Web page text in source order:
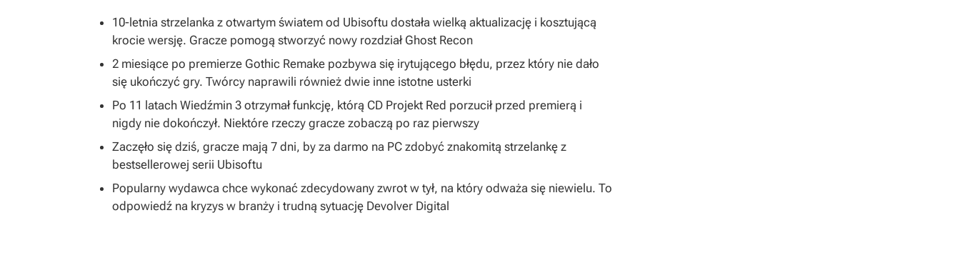
10-letnia strzelanka z otwartym światem od Ubisoftu dostała wielką aktualizację i kosztującą
krocie wersję. Gracze pomogą stworzyć nowy rozdział Ghost Recon
2 miesiące po premierze Gothic Remake pozbywa się irytującego błędu, przez który nie dało
się ukończyć gry. Twórcy naprawili również dwie inne istotne usterki
Po 11 latach Wiedźmin 3 otrzymał funkcję, którą CD Projekt Red porzucił przed premierą i
nigdy nie dokończył. Niektóre rzeczy gracze zobaczą po raz pierwszy
Zaczęło się dziś, gracze mają 7 dni, by za darmo na PC zdobyć znakomitą strzelankę z
bestsellerowej serii Ubisoftu
Popularny wydawca chce wykonać zdecydowany zwrot w tył, na który odważa się niewielu. To
odpowiedź na kryzys w branży i trudną sytuację Devolver Digital